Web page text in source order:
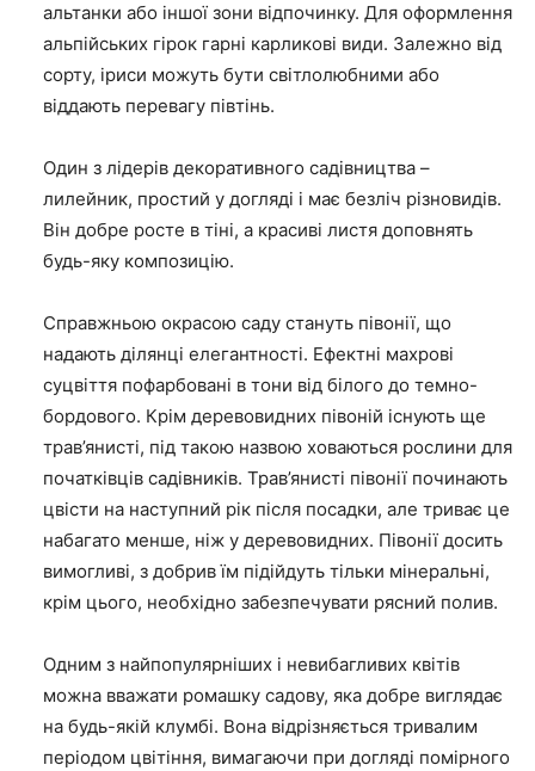
альтанки або іншої зони відпочинку. Для оформлення
альпійських гірок гарні карликові види. Залежно від
сорту, іриси можуть бути світлолюбними або
віддають перевагу півтінь.
Один з лідерів декоративного садівництва –
лилейник, простий у догляді і має безліч різновидів.
Він добре росте в тіні, а красиві листя доповнять
будь-яку композицію.
Справжньою окрасою саду стануть півонії, що
надають ділянці елегантності. Ефектні махрові
суцвіття пофарбовані в тони від білого до темно-
бордового. Крім деревовидних півоній існують ще
трав’янисті, під такою назвою ховаються рослини для
початківців садівників. Трав’янисті півонії починають
цвісти на наступний рік після посадки, але триває це
набагато менше, ніж у деревовидних. Півонії досить
вимогливі, з добрив їм підійдуть тільки мінеральні,
крім цього, необхідно забезпечувати рясний полив.
Одним з найпопулярніших і невибагливих квітів
можна вважати ромашку садову, яка добре виглядає
на будь-якій клумбі. Вона відрізняється тривалим
періодом цвітіння, вимагаючи при догляді помірного